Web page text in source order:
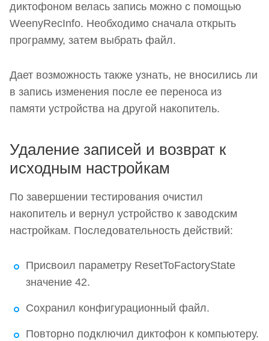
диктофоном велась запись можно с помощью
WeenyRecInfo. Необходимо сначала открыть
программу, затем выбрать файл.
Дает возможность также узнать, не вносились ли
в запись изменения после ее переноса из
памяти устройства на другой накопитель.
Удаление записей и возврат к
исходным настройкам
По завершении тестирования очистил
накопитель и вернул устройство к заводским
настройкам. Последовательность действий:
Присвоил параметру ResetToFactoryState
значение 42.
Сохранил конфигурационный файл.
Повторно подключил диктофон к компьютеру.